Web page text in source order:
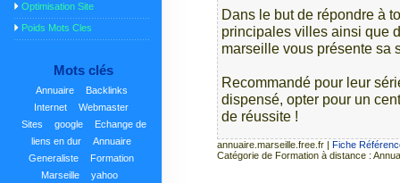
Optimisation Site
Poids Mots Cles
Mots clés
Annuaire
Backlinks
Internet
Webmaster
Sites
google
Echange de
liens en dur
Annuaire
Generaliste
Formation
Marseille
yahoo
Dans le but de répondre à
principales villes ainsi que
marseille vous présente sa
Recommandé pour leur
dispensé, opter pour un
de réussite !
annuaire.marseille.free.fr
Fiche
Catégorie de Formation à distance :